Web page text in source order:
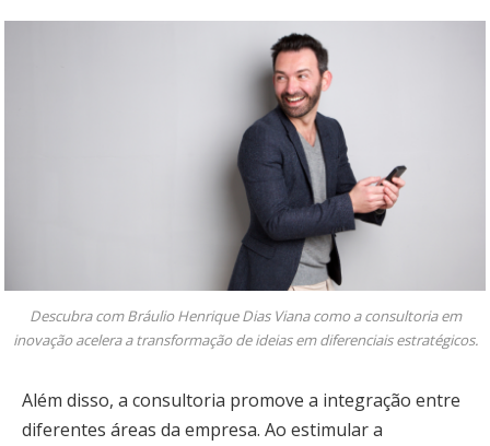
Descubra com Bráulio Henrique Dias Viana como a consultoria em
inovação acelera a transformação de ideias em diferenciais estratégicos.
Além disso, a consultoria promove a integração entre
diferentes áreas da empresa. Ao estimular a